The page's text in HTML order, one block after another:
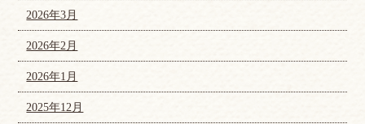
2026年3月
2026年2月
2026年1月
2025年12月